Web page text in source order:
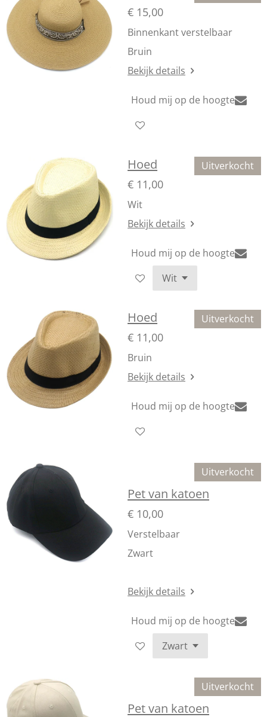
€ 15,00
Binnenkant verstelbaar
Bruin
Bekijk details
Houd mij op de hoogte
Uitverkocht
Hoed
€ 11,00
Wit
Bekijk details
Houd mij op de hoogte
Uitverkocht
Hoed
€ 11,00
Bruin
Bekijk details
Houd mij op de hoogte
Uitverkocht
Pet van katoen
€ 10,00
Verstelbaar
Zwart
Bekijk details
Houd mij op de hoogte
Uitverkocht
Pet van katoen